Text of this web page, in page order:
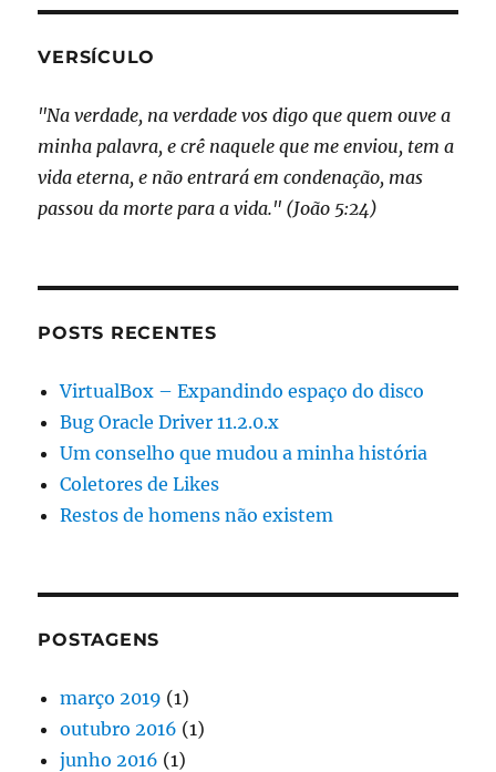
Questra”
VERSÍCULO
"Na verdade, na verdade vos digo que quem ouve a
minha palavra, e crê naquele que me enviou, tem a
vida eterna, e não entrará em condenação, mas
passou da morte para a vida." (João 5:24)
POSTS RECENTES
VirtualBox – Expandindo espaço do disco
Bug Oracle Driver 11.2.0.x
Um conselho que mudou a minha história
Coletores de Likes
Restos de homens não existem
POSTAGENS
março 2019 (1)
outubro 2016 (1)
junho 2016 (1)